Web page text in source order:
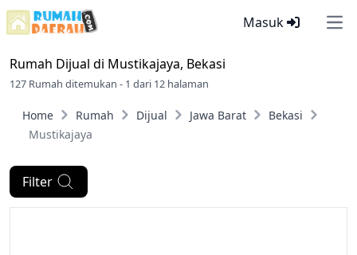
Masuk
Rumah Dijual di Mustikajaya, Bekasi
127 Rumah ditemukan - 1 dari 12 halaman
Home Rumah Dijual Jawa Barat
Bekasi
Mustikajaya
Filter